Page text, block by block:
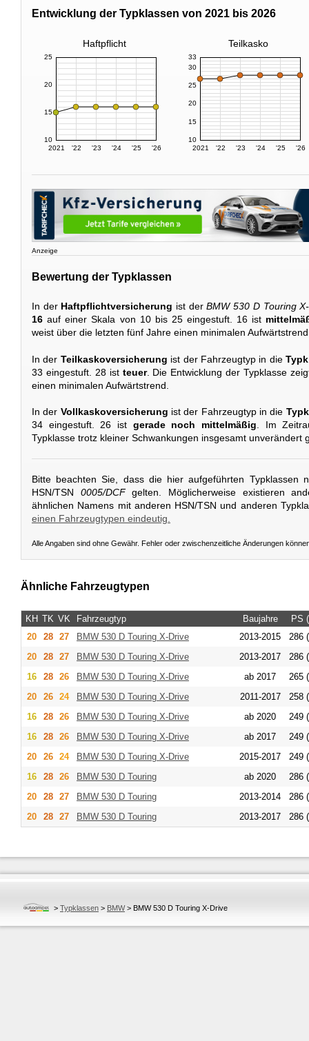
Entwicklung der Typklassen von 2021 bis 2026
Haftpflicht Teilkasko
2021 '22 '23 '24 '25 '26
10
15
20
25
2021 '22 '23 '24 '25 '26
10
15
20
25
30
33
Anzeige
Bewertung der Typklassen
In der Haftpflichtversicherung ist derBMW 530 D Touring
16 auf einer Skala von 10 bis 25 eingestuft. 16 ist
weist über die letzten fünf Jahre einen minimalen
In der Teilkaskoversicherung ist der Fahrzeugtyp in die
33 eingestuft. 28 ist teuer. Die Entwicklung der Typklasse
einen minimalen Aufwärtstrend.
In der Vollkaskoversicherung ist der Fahrzeugtyp in die
34 eingestuft. 26 ist gerade noch mittelmäßig. Im
Typklasse trotz kleiner Schwankungen insgesamt unverändert
Bitte beachten Sie, dass die hier aufgeführten Typklassen
HSN/TSN 0005/DCFgelten. Möglicherweise existieren
ähnlichen Namens mit anderen HSN/TSN und anderen
einen Fahrzeugtypen eindeutig.
Alle Angaben sind ohne Gewähr. Fehler oder zwischenzeitliche Änderungen
Ähnliche Fahrzeugtypen
KH TK VK Fahrzeugtyp Baujahre
PS
20
28 27 BMW 530 D Touring X-Drive 2013-2015
286
20
28 27 BMW 530 D Touring X-Drive 2013-2017
286
16
28 26 BMW 530 D Touring X-Drive ab 2017
265
20
26 24 BMW 530 D Touring X-Drive 2011-2017
258
16
28 26 BMW 530 D Touring X-Drive ab 2020
249
16
28 26 BMW 530 D Touring X-Drive ab 2017
249
20
26 24 BMW 530 D Touring X-Drive 2015-2017
249
16
28 26 BMW 530 D Touring ab 2020
286
20
28 27 BMW 530 D Touring 2013-2014
286
20
28 27 BMW 530 D Touring 2013-2017 286
> Typklassen > BMW> BMW 530 D Touring X-Drive